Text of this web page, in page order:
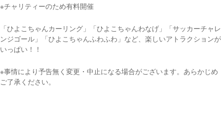
※チャリティーのため有料開催
「ひよこちゃんカーリング」「ひよこちゃんわなげ」「サッカーチャレ
ンジゴール」「ひよこちゃんふわふわ」など、楽しいアトラクションが
いっぱい！！
※事情により予告無く変更・中止になる場合がございます。あらかじめ
ご了承ください。